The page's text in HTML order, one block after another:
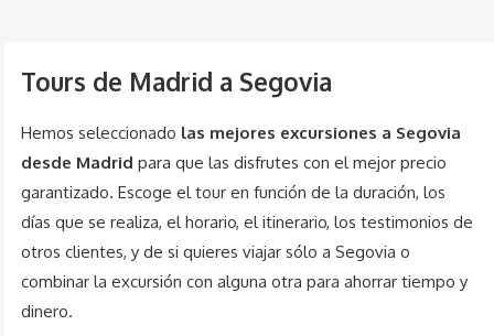
Tours de Madrid a Segovia
Hemos seleccionado las mejores excursiones a Segovia
desde Madrid para que las disfrutes con el mejor precio
garantizado. Escoge el tour en función de la duración, los
días que se realiza, el horario, el itinerario, los testimonios de
otros clientes, y de si quieres viajar sólo a Segovia o
combinar la excursión con alguna otra para ahorrar tiempo y
dinero.